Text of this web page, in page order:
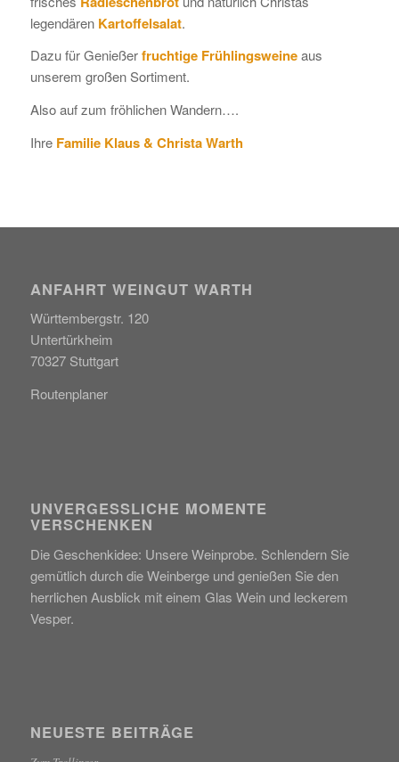
legendärenKartoffelsalat.
Dazu für Genießerfruchtige Frühlingsweineaus
unserem großen Sortiment.
Also auf zum fröhlichen Wandern….
Ihre Familie Klaus & Christa Warth
ANFAHRT WEINGUT WARTH
Württembergstr. 120
Untertürkheim
70327 Stuttgart
Routenplaner
UNVERGESSLICHE MOMENTE
VERSCHENKEN
Die Geschenkidee: Unsere Weinprobe. Schlendern Sie
gemütlich durch die Weinberge und genießen Sie den
herrlichen Ausblick mit einem Glas Wein und leckerem
Vesper.
NEUESTE BEITRÄGE